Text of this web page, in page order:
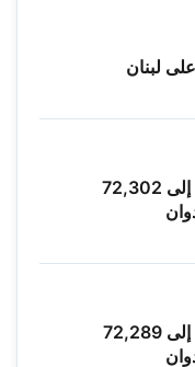
ارتفاع حصيلة الشهداء في قطاع غزة إلى 72,302
ارتفاع حصيلة الشهداء في قطاع غزة إلى 72,289